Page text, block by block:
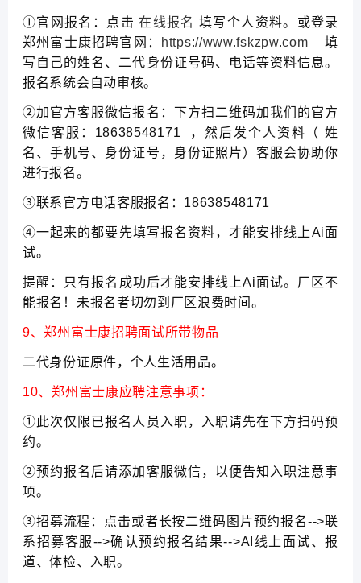
①官网报名：点击在线报名 填写个人资料。或登录
郑州富士康招聘官网：
https://www.fskzpw.com 填
写自己的姓名、二代身份证号码、电话等资料信息。
报名系统会自动审核。
②加官方客服微信报名：下方扫二维码加我们的官方
微信客服：18638548171 ，然后发个人资料（ 姓
名、手机号、身份证号，身份证照片）客服会协助你
进行报名。
③联系官方电话客服报名：18638548171
④一起来的都要先填写报名资料，才能安排线上Ai面
试。
提醒：只有报名成功后才能安排线上Ai面试。厂区不
能报名！未报名者切勿到厂区浪费时间。
9、郑州富士康招聘面试所带物品
二代身份证原件，个人生活用品。
10、郑州富士康应聘注意事项：
①此次仅限已报名人员入职，入职请先在下方扫码预
约。
②预约报名后请添加客服微信，以便告知入职注意事
项。
③招募流程：点击或者长按二维码图片预约报名-->联
系招募客服-->确认预约报名结果-->AI线上面试、报
道、体检、入职。